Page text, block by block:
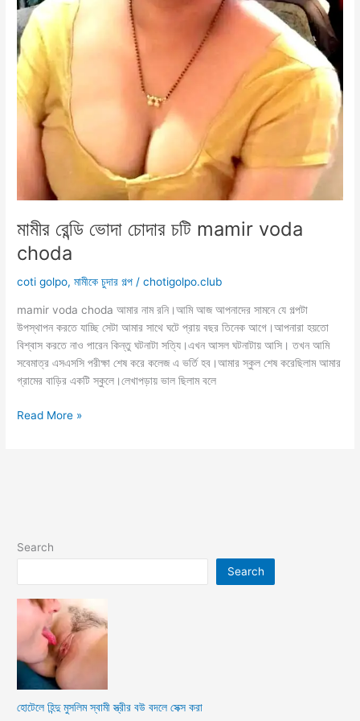
মামীর রেন্ডি ভোদা চোদার চটি mamir voda
choda
coti golpo,মামীকে চুদার গল্প /chotigolpo.club
mamir voda choda আমার নাম রনি।আমি আজ আপনাদের সামনে যে গল্পটা
উপস্থাপন করতে যাচ্ছি সেটা আমার সাথে ঘটে প্রায় বছর তিনেক আগে।আপনারা হয়তো
বিশ্বাস করতে নাও পারেন কিন্তু ঘটনাটা সত্যি।এখন আসল ঘটনাটায় আসি। তখন আমি
সবেমাত্র এসএসসি পরীক্ষা শেষ করে কলেজ এ ভর্তি হব।আমার স্কুল শেষ করেছিলাম আমার
গ্রামের বাড়ির একটি স্কুলে।লেখাপড়ায় ভাল ছিলাম বলে
মামীর
Read More »
Search
Search
হোটেলে হিন্দু মুসলিম স্বামী স্ত্রীর বউ বদলে সেক্স করা